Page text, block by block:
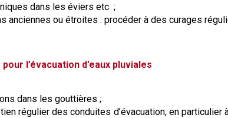
dans les éviers etc ;
anciennes ou étroites : procéder à des curages
l’évacuation d’eaux pluviales
dans les gouttières ;
régulier des conduites d’évacuation, en particulier